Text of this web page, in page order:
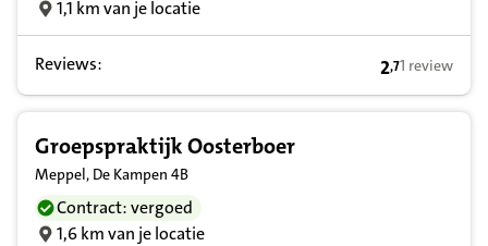
1,1 km van je locatie
Reviews: 2,7 op basis
2,71 review
Groepspraktijk Oosterboer
Meppel, De Kampen 4B
Contract: vergoed
1,6 km van je locatie